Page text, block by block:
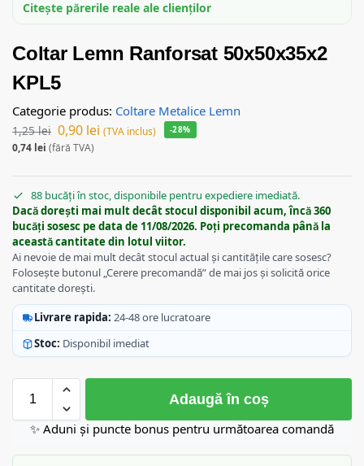
Citește părerile reale ale clienților
Coltar Lemn Ranforsat 50x50x35x2
KPL5
Categorie produs: Coltare Metalice Lemn
1,25lei 0,90 lei (TVA inclus)
0,74 lei (fără TVA)
-28%
88 bucăți în stoc, disponibile pentru expediere imediată.
Dacă dorești mai mult decât stocul disponibil acum, încă 360
bucăți sosesc pe data de 11/08/2026. Poți precomanda până la
această cantitate din lotul viitor.
Ai nevoie de mai mult decât stocul actual și cantitățile care sosesc?
Folosește butonul „Cerere precomandă” de mai jos și solicită orice
cantitate dorești.
Livrare rapida: 24-48 ore lucratoare
Stoc: Disponibil imediat
Adaugă în coș
✨ Aduni și puncte bonus pentru următoarea comandă